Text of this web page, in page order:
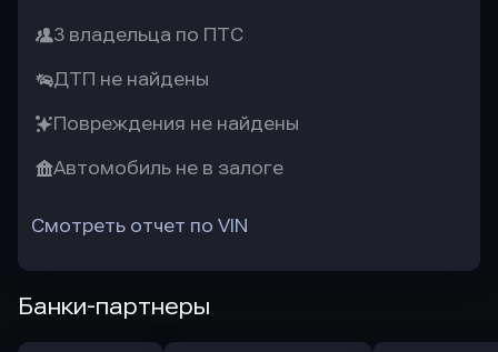
3 владельца по ПТС
ДТП не найдены
Повреждения не найдены
Автомобиль не в залоге
Смотреть отчет по VIN
Банки-партнеры